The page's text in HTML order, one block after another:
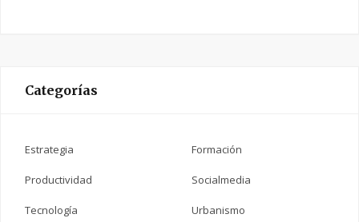
Categorías
Estrategia Formación
Productividad Socialmedia
Tecnología Urbanismo